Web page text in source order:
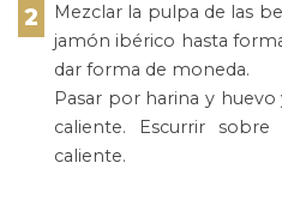
2
Mezclar la pulpa de las
jamón ibérico hasta
dar forma de moneda.
Pasar por harina y huevo
caliente. Escurrir
caliente.